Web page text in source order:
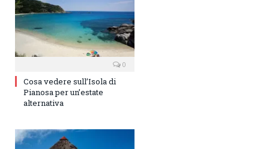
0
Cosa vedere sull’Isola di
Pianosa per un’estate
alternativa